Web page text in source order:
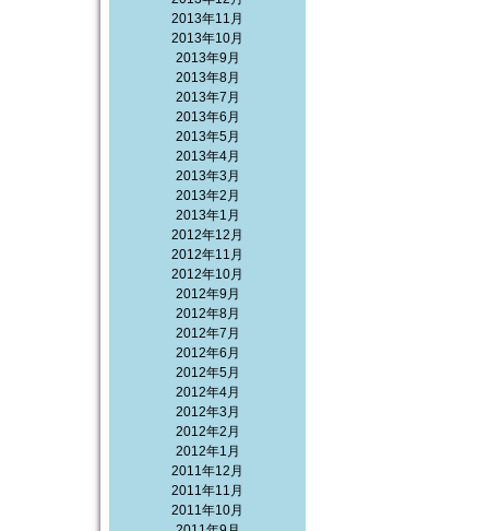
2013年11月
2013年10月
2013年9月
2013年8月
2013年7月
2013年6月
2013年5月
2013年4月
2013年3月
2013年2月
2013年1月
2012年12月
2012年11月
2012年10月
2012年9月
2012年8月
2012年7月
2012年6月
2012年5月
2012年4月
2012年3月
2012年2月
2012年1月
2011年12月
2011年11月
2011年10月